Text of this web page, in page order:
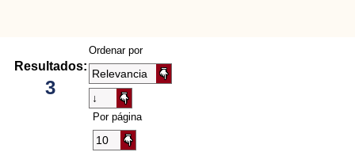
Resultados:
3
Ordenar por
Por página